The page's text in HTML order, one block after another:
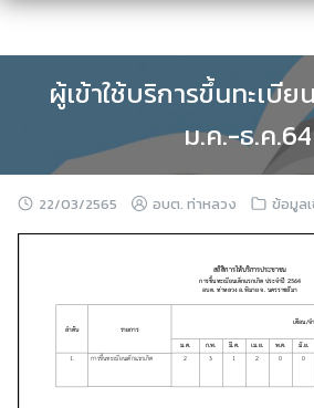
Skip
ผู้เข้าใช้บริการขึ้นทะเบี
ม.ค.-ธ.ค.64
22/03/2565 อบต. ท่าหลวง ข้อมูล